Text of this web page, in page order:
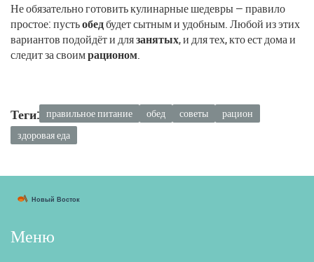
Не обязательно готовить кулинарные шедевры — правило
простое: пустьобедбудет сытным и удобным. Любой из этих
вариантов подойдёт и длязанятых, и для тех, кто ест дома и
следит за своимрационом.
Теги: правильное питание обед советы
рацион
здоровая еда
Меню